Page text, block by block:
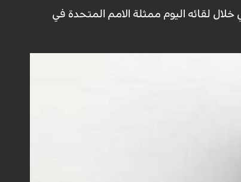
لقائه اليوم ممثلة الامم المتحدة في